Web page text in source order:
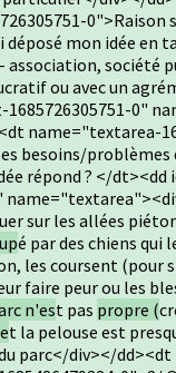
0">Raison
mon idée en
association, société
ou avec un
0"
name="textarea-
besoins/problèmes
répond ? </
sur les allées
é par des chiens qui
les coursent (pour
faire peur ou les
n'est pas propre (
t la pelouse est
parc</div></dd><dt